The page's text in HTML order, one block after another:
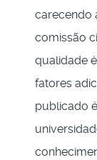
carecendo
comissão
qualidade
fatores
publicado